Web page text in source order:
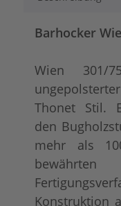
Barhocker
Wien 301/
Thonet Stil.
den
mehr als
Konstruktion